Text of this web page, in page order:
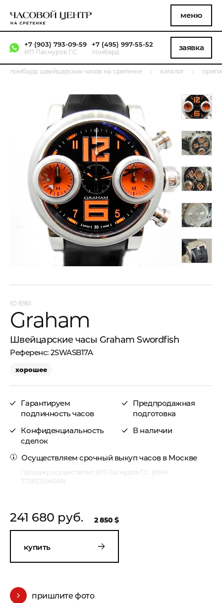
меню
+7 (903) 793-09-59
ИП Пасмуров Г.С.
+7 (495) 997-55-52
ломбард заявка
ломбард швейцарских часов на сретенке каталог
8961
Graham
Швейцарские часы Graham Swordfish
2SWASB17A
хорошее
Гарантируем
подлинность часов
Конфиденциальность
сделок
Предпродажная
подготовка
В наличии
Осуществляемсрочный выкуп часов в Москве
Продажу осуществляет ИП Пасмуров Г.С. (ИНН
772857294506)
241 680 руб. 2 850 $
купить
пришлите фото